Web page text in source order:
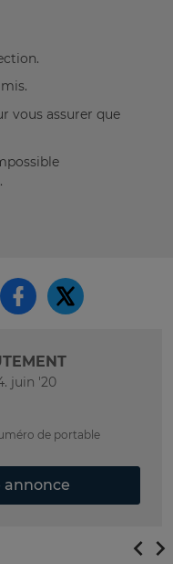
vous assurer que
juin '20
de portable
annonce